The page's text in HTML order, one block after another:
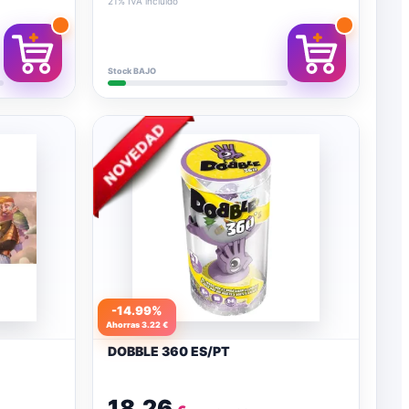
Stock BAJO
-14.99%
Ahorras 3.22 €
DOBBLE 360 ES/PT